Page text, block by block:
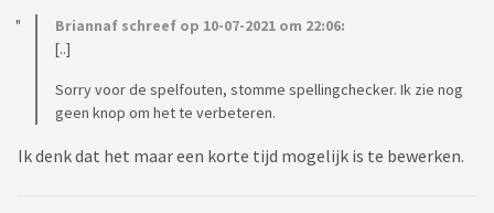
Briannaf schreef op 10-07-2021 om 22:06:
[..]
Sorry voor de spelfouten, stomme spellingchecker. Ik zie nog
geen knop om het te verbeteren.
Ik denk dat het maar een korte tijd mogelijk is te bewerken.